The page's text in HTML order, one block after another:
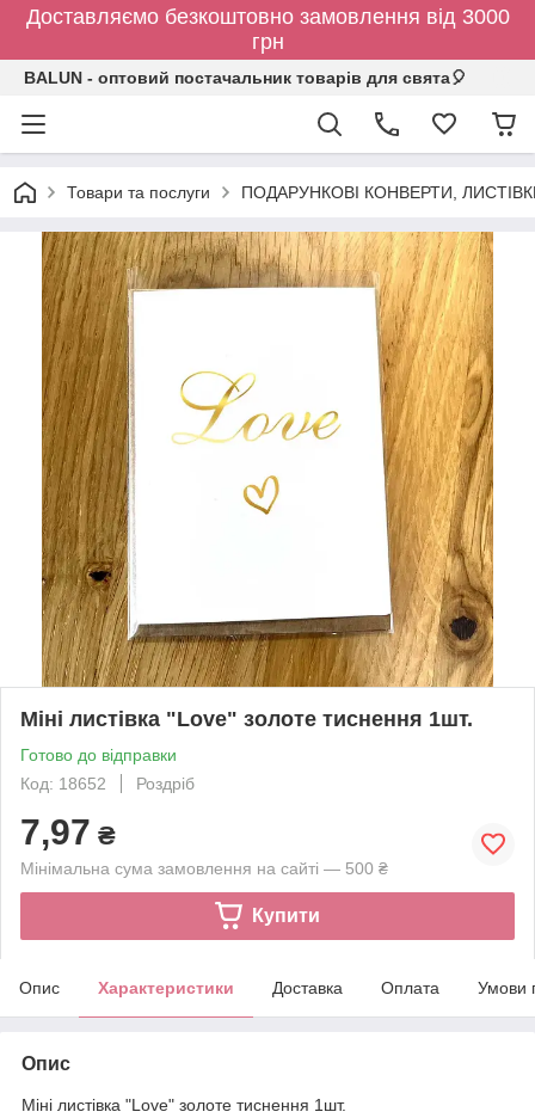
Доставляємо безкоштовно замовлення від 3000
грн
BALUN - оптовий постачальник товарів для свята🎈
Товари та послуги ПОДАРУНКОВІ КОНВЕРТИ,
Міні листівка "Love" золоте тиснення 1шт.
Готово до відправки
Код: 18652
Роздріб
7,97 ₴
Мінімальна сума замовлення на сайті — 500 ₴
Купити
Опис Характеристики Доставка Оплата Умови
Опис
Міні листівка "Love" золоте тиснення 1шт.